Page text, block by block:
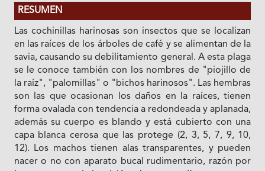
RESUMEN
Las cochinillas harinosas son insectos que se localizan
en las raíces de los árboles de café y se alimentan de la
savia, causando su debilitamiento general. A esta plaga
se le conoce también con los nombres de "piojillo de
la raíz", "palomillas" o "bichos harinosos". Las hembras
son las que ocasionan los daños en la raíces, tienen
forma ovalada con tendencia a redondeada y aplanada,
además su cuerpo es blando y está cubierto con una
capa blanca cerosa que las protege (2, 3, 5, 7, 9, 10,
12). Los machos tienen alas transparentes, y pueden
nacer o no con aparato bucal rudimentario, razón por